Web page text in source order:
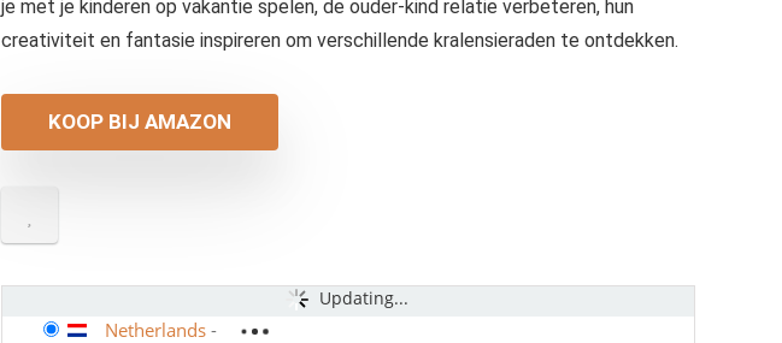
je met je kinderen op vakantie spelen, de ouder-kind relatie verbeteren, hun
creativiteit en fantasie inspireren om verschillende kralensieraden te ontdekken.
KOOP BIJ AMAZON
Updating...
Netherlands -